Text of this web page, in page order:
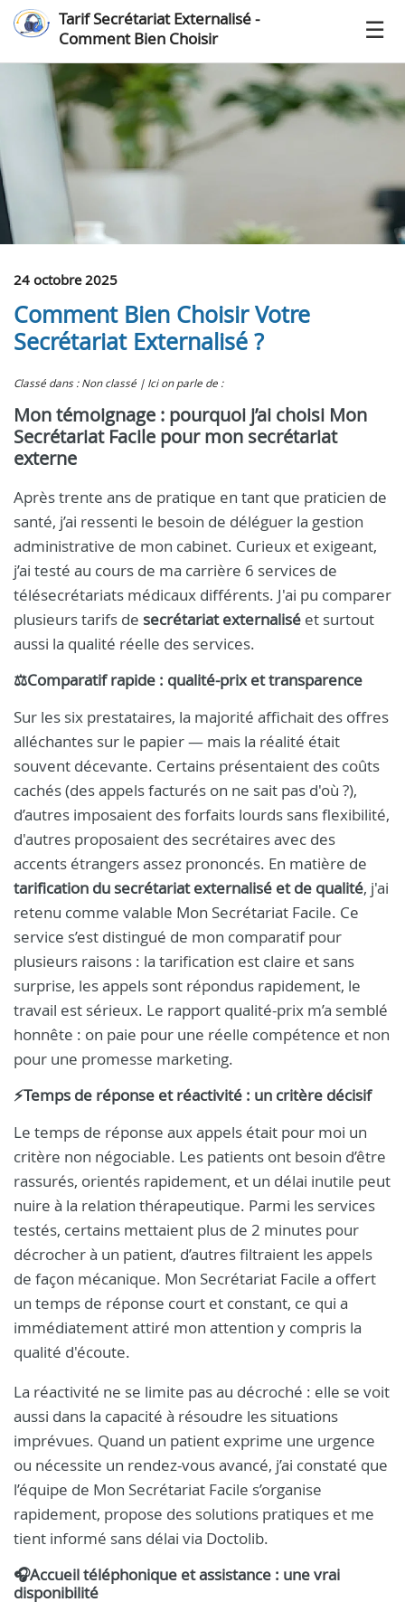
Tarif Secrétariat Externalisé -
Comment Bien Choisir
24 octobre 2025
Comment Bien Choisir Votre
Secrétariat Externalisé ?
Classé dans : Non classé Ici on parle de :
Mon témoignage : pourquoi j’ai choisi Mon
Secrétariat Facile pour mon secrétariat
externe
Après trente ans de pratique en tant que praticien de
santé, j’ai ressenti le besoin de déléguer la gestion
administrative de mon cabinet. Curieux et exigeant,
j’ai testé au cours de ma carrière 6 services de
télésecrétariats médicaux différents. J'ai pu comparer
plusieurs tarifs de secrétariat externalisé et surtout
aussi la qualité réelle des services.
⚖️Comparatif rapide : qualité-prix et transparence
Sur les six prestataires, la majorité affichait des offres
alléchantes sur le papier — mais la réalité était
souvent décevante. Certains présentaient des coûts
cachés (des appels facturés on ne sait pas d'où ?),
d’autres imposaient des forfaits lourds sans flexibilité,
d'autres proposaient des secrétaires avec des
accents étrangers assez prononcés. En matière de
tarification du secrétariat externalisé et de qualité, j'ai
retenu comme valable Mon Secrétariat Facile. Ce
service s’est distingué de mon comparatif pour
plusieurs raisons : la tarification est claire et sans
surprise, les appels sont répondus rapidement, le
travail est sérieux. Le rapport qualité-prix m’a semblé
honnête : on paie pour une réelle compétence et non
pour une promesse marketing.
⚡Temps de réponse et réactivité : un critère décisif
Le temps de réponse aux appels était pour moi un
critère non négociable. Les patients ont besoin d’être
rassurés, orientés rapidement, et un délai inutile peut
nuire à la relation thérapeutique. Parmi les services
testés, certains mettaient plus de 2 minutes pour
décrocher à un patient, d’autres filtraient les appels
de façon mécanique. Mon Secrétariat Facile a offert
un temps de réponse court et constant, ce qui a
immédiatement attiré mon attention y compris la
qualité d'écoute.
La réactivité ne se limite pas au décroché : elle se voit
aussi dans la capacité à résoudre les situations
imprévues. Quand un patient exprime une urgence
ou nécessite un rendez-vous avancé, j’ai constaté que
l’équipe de Mon Secrétariat Facile s’organise
rapidement, propose des solutions pratiques et me
tient informé sans délai via Doctolib.
🎧Accueil téléphonique et assistance : une vrai
disponibilité